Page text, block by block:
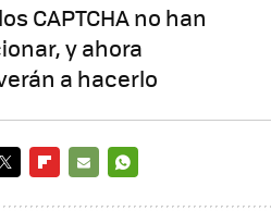
CAPTCHA no han
y ahora
a hacerlo